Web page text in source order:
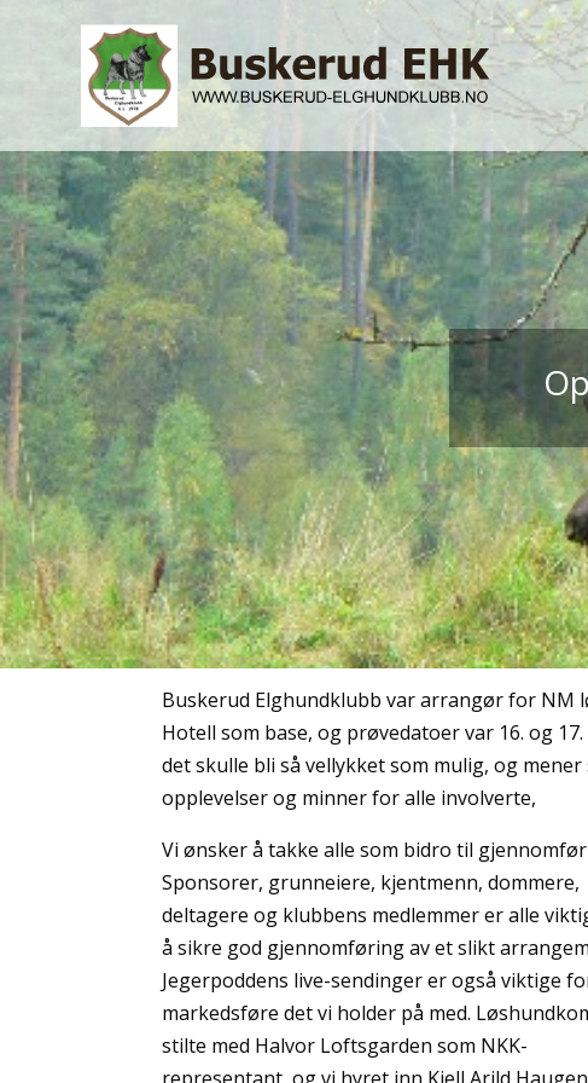
Buskerud Elghundklubb var arrangør for NM
Hotell som base, og prøvedatoer var 16. og
det skulle bli så vellykket som mulig, og
opplevelser og minner for alle involverte,
Vi ønsker å takke alle som bidro til
Sponsorer, grunneiere, kjentmenn, dommere,
deltagere og klubbens medlemmer er alle
å sikre god gjennomføring av et slikt
Jegerpoddens live-sendinger er også viktige
markedsføre det vi holder på med.
stilte med Halvor Loftsgarden som NKK-